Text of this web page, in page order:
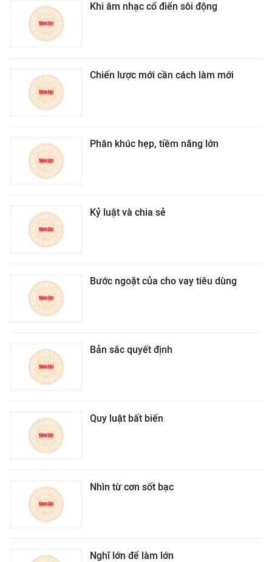
Khi âm nhạc cổ điển sôi động
Chiến lược mới cần cách làm mới
Phân khúc hẹp, tiềm năng lớn
Kỷ luật và chia sẻ
Bước ngoặt của cho vay tiêu dùng
Bản sắc quyết định
Quy luật bất biến
Nhìn từ cơn sốt bạc
Nghĩ lớn để làm lớn